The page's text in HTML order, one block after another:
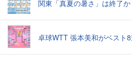
関東「真夏の暑さ」は終了か
卓球WTT 張本美和がベスト8